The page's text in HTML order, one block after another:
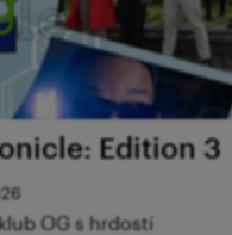
Edition 3
OG s hrdostí